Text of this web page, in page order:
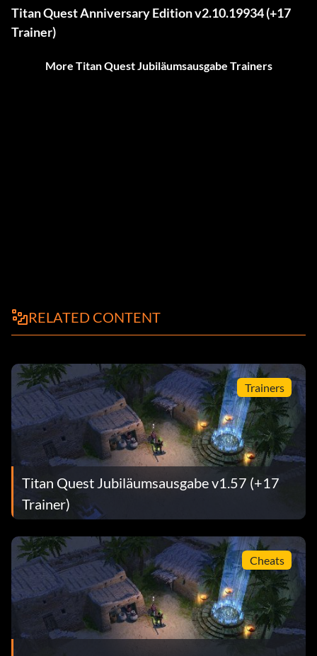
Titan Quest Anniversary Edition v2.10.19934 (+17
Trainer)
More Titan Quest Jubiläumsausgabe Trainers
RELATED CONTENT
Trainers
Titan Quest Jubiläumsausgabe v1.57 (+17
Trainer)
Cheats